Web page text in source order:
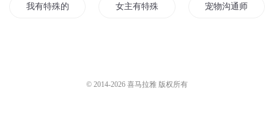
我有特殊的咳血技巧 女主有特殊外挂技巧 宠物沟通师
© 2014-2026 喜马拉雅 版权所有